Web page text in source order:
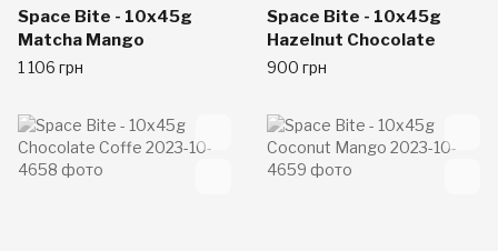
Space Bite - 10x45g
Matcha Mango
1 106 грн
Space Bite - 10x45g
Hazelnut Chocolate
900 грн